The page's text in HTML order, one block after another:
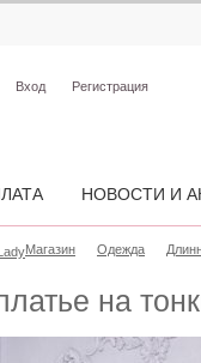
на
Магазин Одежда
Вход Регистрация
НОВОСТИ И